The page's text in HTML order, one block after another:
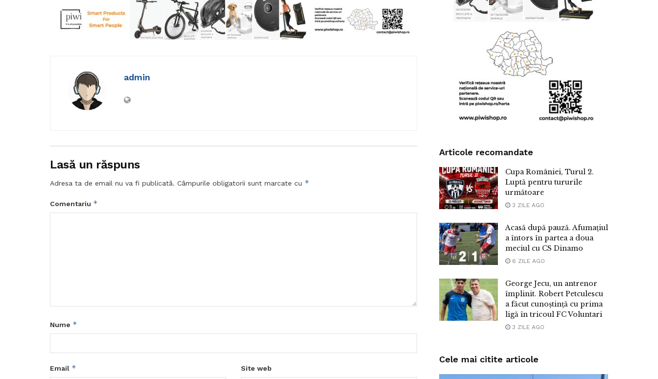
admin
Lasă un răspuns
Adresa ta de email nu va fi publicată. Câmpurile obligatorii sunt marcate cu *
Comentariu *
Nume *
Email * Site web
Articole recomandate
Cupa României, Turul 2.
Luptă pentru tururile
următoare
3 ZILE AGO
Acasă după pauză. Afumațiul
a întors în partea a doua
meciul cu CS Dinamo
6 ZILE AGO
George Jecu, un antrenor
împlinit. Robert Petculescu
a făcut cunoștință cu prima
ligă în tricoul FC Voluntari
3 ZILE AGO
Cele mai citite articole